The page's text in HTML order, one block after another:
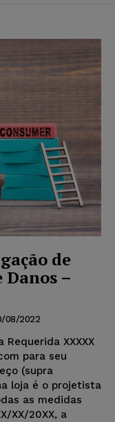
de
Danos –
08/2022
XXXXX
para seu
(supra
loja é o projetista
as medidas
XX/20XX, a